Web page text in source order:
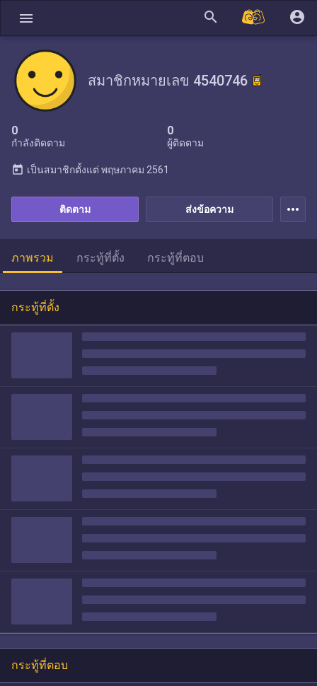
menu search account_circle
สมาชิกหมายเลข 4540746
0
กำลังติดตาม
0
ผู้ติดตาม
ส่งข้อความ
ติดตาม
today เป็นสมาชิกตั้งแต่ พฤษภาคม 2561
more_horiz
ภาพรวม กระทู้ที่ตั้ง กระทู้ที่ตอบ
กระทู้ที่ตั้ง
กระทู้ที่ตอบ